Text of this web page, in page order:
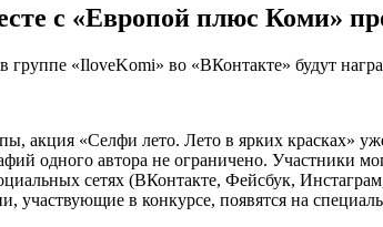
с «Европой плюс Коми»
группе «IloveKomi» во «ВКонтакте» будут
акция «Селфи лето. Лето в ярких красках»
одного автора не ограничено. Участники
сетях (ВКонтакте, Фейсбук,
участвующие в конкурсе, появятся на